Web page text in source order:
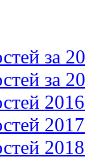
за
за